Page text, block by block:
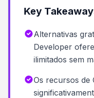
Key
Alternativas
Developer
ilimitados sem
Os recursos de